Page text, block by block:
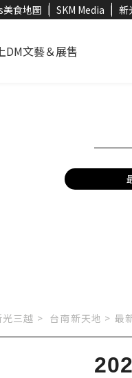
食地圖 SKM Media 新
DM文藝＆展售
三越 > 台南新天地 > 最